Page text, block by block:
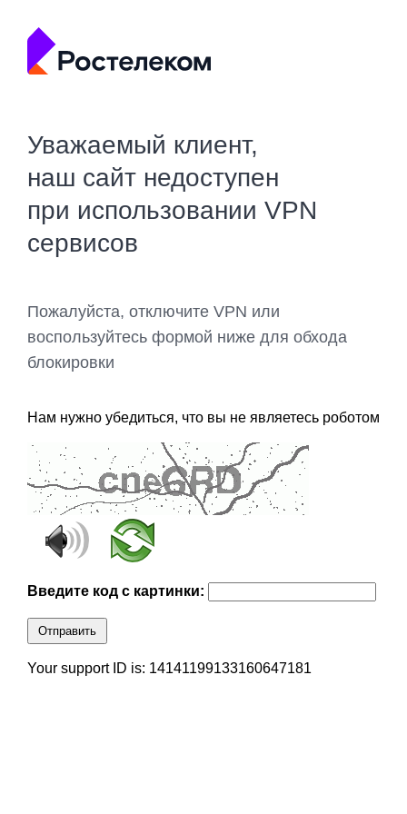
Уважаемый клиент,
наш сайт недоступен
при использовании VPN
сервисов
Пожалуйста, отключите VPN или
воспользуйтесь формой ниже для обхода
блокировки
Нам нужно убедиться, что вы не являетесь роботом
Введите код с картинки:
Отправить
Your support ID is: 14141199133160647181